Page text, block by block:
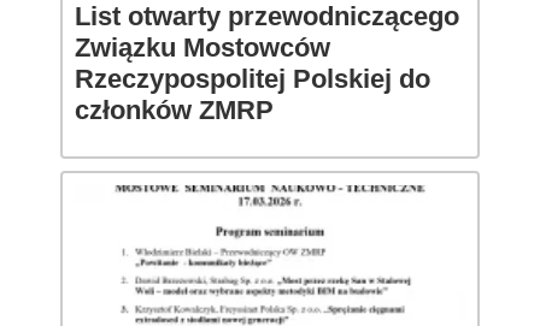
List otwarty przewodniczącego
Związku Mostowców
Rzeczypospolitej Polskiej do
członków ZMRP